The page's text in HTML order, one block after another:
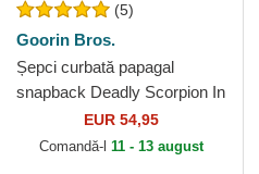
(5)
Goorin Bros.
Șepci curbată papagal
snapback Deadly Scorpion In
The Element The Farm
Goorin Bros.
EUR 54,95
Comandă-l 11 - 13 august